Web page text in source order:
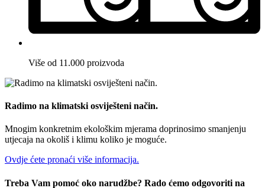
Više od 11.000 proizvoda
Radimo na klimatski osviješteni način.
Mnogim konkretnim ekološkim mjerama doprinosimo smanjenju
utjecaja na okoliš i klimu koliko je moguće.
Ovdje ćete pronaći više informacija.
Treba Vam pomoć oko narudžbe? Rado ćemo odgovoriti na